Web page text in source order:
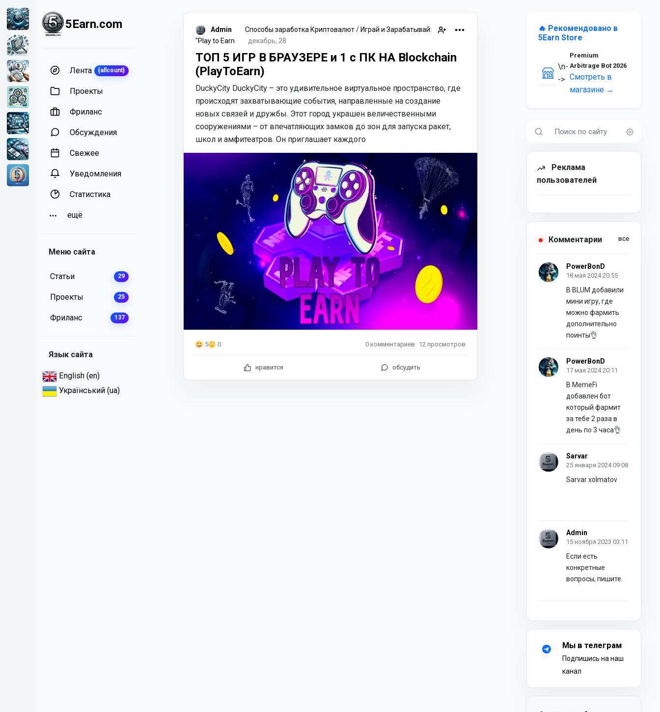
5Earn.com
Лента {allcount}
Проекты
Фриланс
Обсуждения
Свежее
Уведомления
Статистика
ещё
Меню сайта
Статьи 29
Проекты 25
Фриланс 137
Язык сайта
English (en)
Український (ua)
Admin Способы заработка Криптовалют/ Играй и Зарабатывай:
"Play to Earn
декабрь, 28
ТОП 5 ИГР В БРАУЗЕРЕ и 1 с ПК НА Blockchain
(PlayToEarn)
DuckyCity DuckyCity – это удивительное виртуальное пространство, где
происходят захватывающие события, направленные на создание
новых связей и дружбы. Этот город украшен величественными
сооружениями – от впечатляющих замков до зон для запуска ракет,
школ и амфитеатров. Он приглашает каждого
5 0 0 комментариев 12 просмотров
нравится обсудить
🔥 Рекомендовано в
5Earn Store
\n-
->
Premium
Arbitrage Bot 2026
Смотреть в
магазине →
Реклама
пользователей
Комментарии все
PowerBonD
18 мая 2024 20:55
В BLUM добавили
мини игру, где
можно фармить
дополнительно
поинты👌
PowerBonD
17 мая 2024 20:11
В MemeFi
добавлен бот
который фармит
за тебе 2 раза в
день по 3 часа👌
Sarvar
25 января 2024 09:08
Sarvar xolmatov
Admin
15 ноября 2023 03:11
Если есть
конкретные
вопросы, пишите.
Мы в телеграм
Подпишись на наш
канал